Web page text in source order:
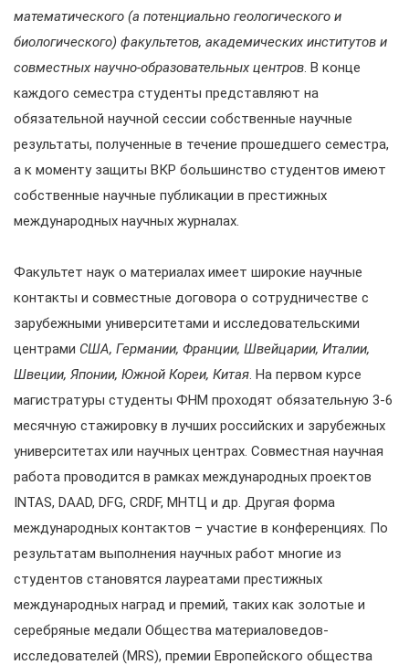
математического (а потенциально геологического и
биологического) факультетов, академических институтов и
совместных научно-образовательных центров. В конце
каждого семестра студенты представляют на
обязательной научной сессии собственные научные
результаты, полученные в течение прошедшего семестра,
а к моменту защиты ВКР большинство студентов имеют
собственные научные публикации в престижных
международных научных журналах.
Факультет наук о материалах имеет широкие научные
контакты и совместные договора о сотрудничестве с
зарубежными университетами и исследовательскими
центрами США, Германии, Франции, Швейцарии, Италии,
Швеции, Японии, Южной Кореи, Китая. На первом курсе
магистратуры студенты ФНМ проходят обязательную 3-6
месячную стажировку в лучших российских и зарубежных
университетах или научных центрах. Совместная научная
работа проводится в рамках международных проектов
INTAS, DAAD, DFG, CRDF, МНТЦ и др. Другая форма
международных контактов – участие в конференциях. По
результатам выполнения научных работ многие из
студентов становятся лауреатами престижных
международных наград и премий, таких как золотые и
серебряные медали Общества материаловедов-
исследователей (MRS), премии Европейского общества